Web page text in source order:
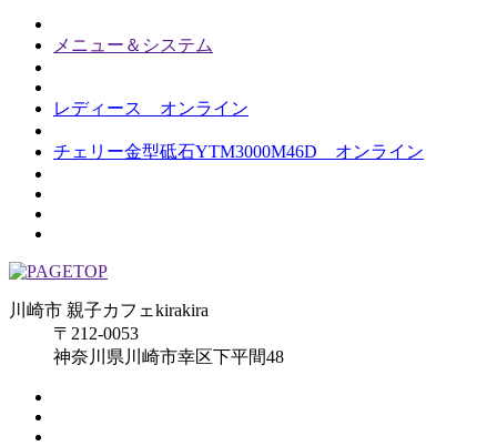
メニュー＆システム
レディース オンライン
チェリー金型砥石YTM3000M46D オンライン
川崎市 親子カフェkirakira
〒212-0053
神奈川県川崎市幸区下平間48